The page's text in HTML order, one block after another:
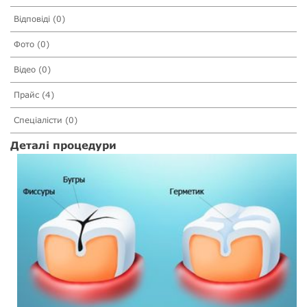
Відповіді (0)
Фото (0)
Відео (0)
Прайс (4)
Спеціалісти (0)
Деталі процедури